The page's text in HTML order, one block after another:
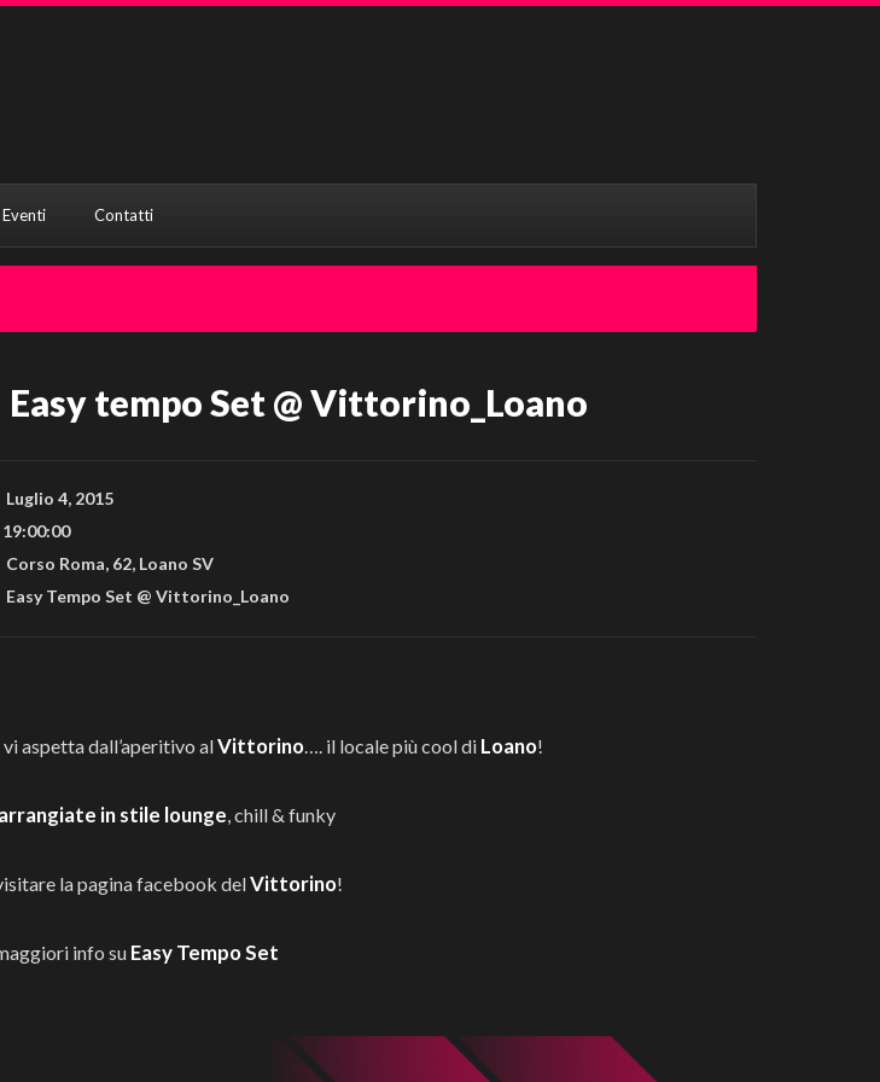
Eventi Contatti
tempo Set @ Vittorino_Loano
Luglio 4, 2015
19:00:00
Corso Roma, 62, Loano SV
Easy Tempo Set @ Vittorino_Loano
vi aspetta dall’aperitivo alVittorino…. il locale più cool di Loano!
in stile lounge, chill & funky
la pagina facebook delVittorino!
info su Easy Tempo Set